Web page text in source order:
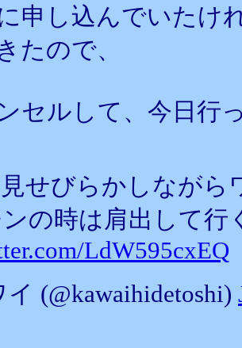
申し込んでいたけ
たので、
セルして、今日行
せびらかしながら
の時は肩出して行
LdW595cxEQ
(@kawaihidetoshi)